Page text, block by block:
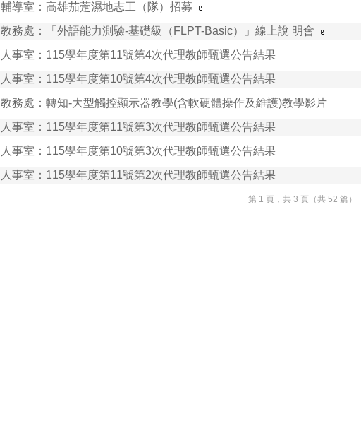
輔導室：高雄茄萣濕地志工（隊）招募
教務處：「外語能力測驗-基礎級（FLPT-Basic）」線上說 明會
人事室：115學年度第11號第4次代理教師甄選公告結果
人事室：115學年度第10號第4次代理教師甄選公告結果
教務處：轉知-大型觸控顯示器教學(含軟硬體操作及維護)教學影片
人事室：115學年度第11號第3次代理教師甄選公告結果
人事室：115學年度第10號第3次代理教師甄選公告結果
人事室：115學年度第11號第2次代理教師甄選公告結果
第 1 頁，共 3 頁（共 52 篇）